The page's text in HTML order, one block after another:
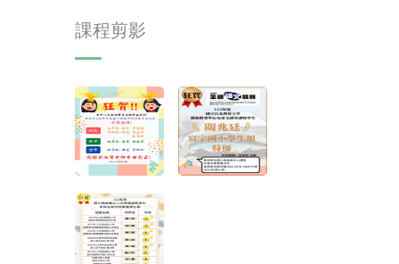
課程剪影